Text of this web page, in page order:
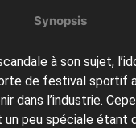
Synopsis
à son sujet,
de festival sportif
dans l’industrie.
peu spéciale étant